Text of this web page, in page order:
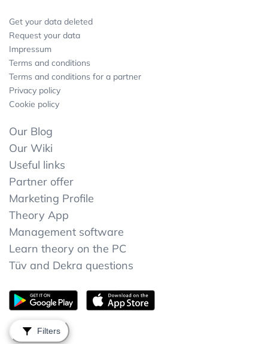
Filters
Get your data deleted
Request your data
Impressum
Terms and conditions
Terms and conditions for a partner
Privacy policy
Cookie policy
Our Blog
Our Wiki
Useful links
Partner offer
Marketing Profile
Theory App
Management software
Learn theory on the PC
Tüv and Dekra questions